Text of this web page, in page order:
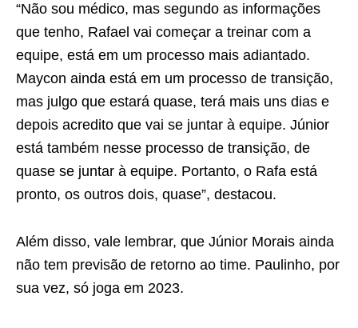
“Não sou médico, mas segundo as informações
que tenho, Rafael vai começar a treinar com a
equipe, está em um processo mais adiantado.
Maycon ainda está em um processo de transição,
mas julgo que estará quase, terá mais uns dias e
depois acredito que vai se juntar à equipe. Júnior
está também nesse processo de transição, de
quase se juntar à equipe. Portanto, o Rafa está
pronto, os outros dois, quase”, destacou.
Além disso, vale lembrar, que Júnior Morais ainda
não tem previsão de retorno ao time. Paulinho, por
sua vez, só joga em 2023.